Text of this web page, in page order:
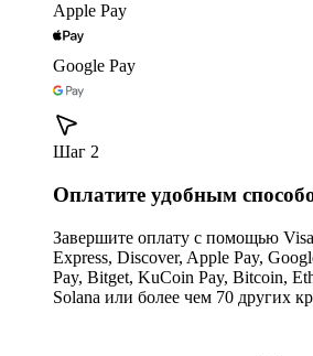
Apple Pay
Google Pay
Шаг 2
Оплатите удобным
Завершите оплату с помощью
Express, Discover, Apple Pay,
Pay, Bitget, KuCoin Pay, Bitcoin,
Solana или более чем 70 других